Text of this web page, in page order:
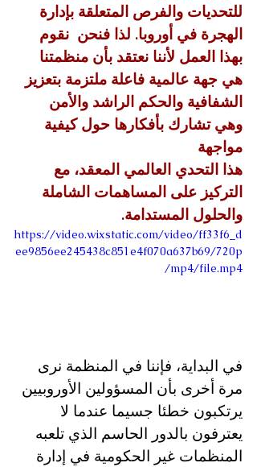
للتحديات والفرص المتعلقة بإدارة
الهجرة في أوروبا. لذا فنحن  نقوم
بهذا العمل لأننا نعتقد بأن منظمتنا
هي جهة عالمية فاعلة ملتزمة بتعزيز
الشفافية والحكم الراشد والأمن
وهي تشارك بأفكارها حول كيفية
مواجهة
هذا التحدي العالمي المعقد، مع
التركيز على المساهمات الشاملة
والحلول المستدامة.
https://video.wixstatic.com/video/ff33f6_d
ee9856ee245438c851e4f070a637b69/720p
/mp4/file.mp4
في البداية، فإننا في المنظمة نرى
مرة أخرى بأن المسؤولين الأوروبيين
يرتكبون خطئا جسيما عندما لا
يعترفون بالدور الحاسم الذي تلعبه
المنظمات غير الحكومية في إدارة